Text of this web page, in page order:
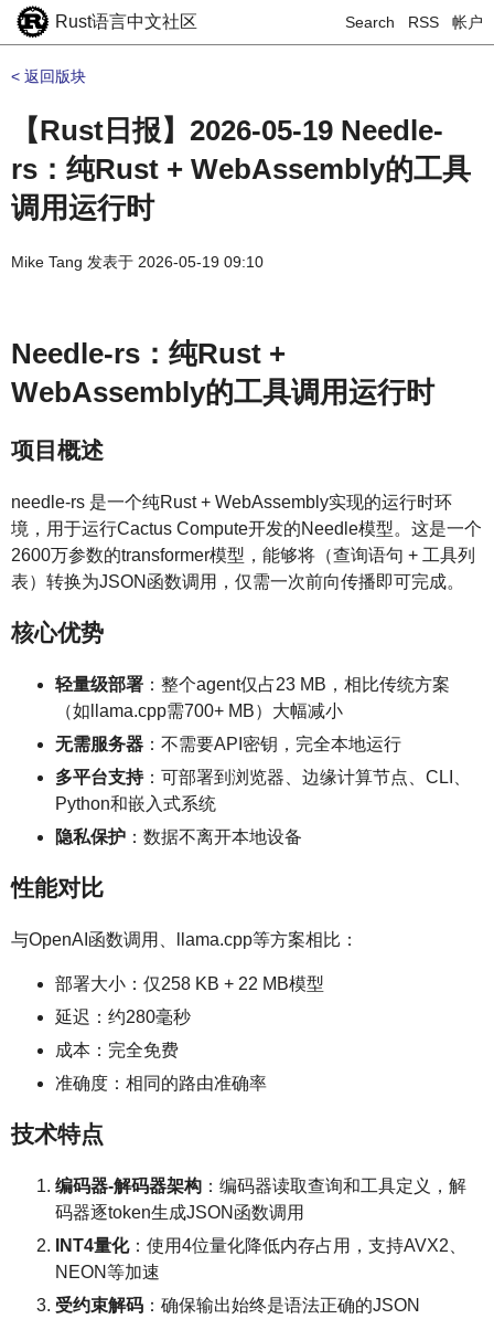
Rust语言中文社区 Search RSS 帐户
< 返回版块
【Rust日报】2026-05-19 Needle-
rs：纯Rust + WebAssembly的工具
调用运行时
Mike Tang 发表于 2026-05-19 09:10
Needle-rs：纯Rust +
WebAssembly的工具调用运行时
项目概述
needle-rs 是一个纯Rust + WebAssembly实现的运行时环
境，用于运行Cactus Compute开发的Needle模型。这是一个
2600万参数的transformer模型，能够将（查询语句 + 工具列
表）转换为JSON函数调用，仅需一次前向传播即可完成。
核心优势
轻量级部署 ：整个agent仅占23 MB，相比传统方案
（如llama.cpp需700+ MB）大幅减小
无需服务器 ：不需要API密钥，完全本地运行
多平台支持：可部署到浏览器、边缘计算节点、CLI、
Python和嵌入式系统
隐私保护 ：数据不离开本地设备
性能对比
与OpenAI函数调用、llama.cpp等方案相比：
部署大小：仅258 KB + 22 MB模型
延迟：约280毫秒
成本：完全免费
准确度：相同的路由准确率
技术特点
编码器-解码器架构 ：编码器读取查询和工具定义，解
码器逐token生成JSON函数调用
INT4量化：使用4位量化降低内存占用，支持AVX2、
NEON等加速
受约束解码 ：确保输出始终是语法正确的JSON